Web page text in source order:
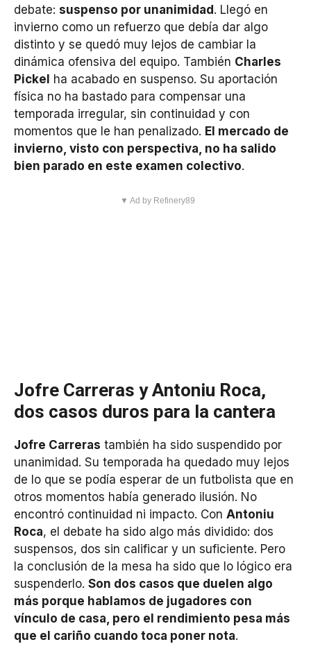
debate: suspenso por unanimidad. Llegó en
invierno como un refuerzo que debía dar algo
distinto y se quedó muy lejos de cambiar la
dinámica ofensiva del equipo. También Charles
Pickel ha acabado en suspenso. Su aportación
física no ha bastado para compensar una
temporada irregular, sin continuidad y con
momentos que le han penalizado. El mercado de
invierno, visto con perspectiva, no ha salido
bien parado en este examen colectivo.
▼ Ad by Refinery89
Jofre Carreras y Antoniu Roca,
dos casos duros para la cantera
Jofre Carreras también ha sido suspendido por
unanimidad. Su temporada ha quedado muy lejos
de lo que se podía esperar de un futbolista que en
otros momentos había generado ilusión. No
encontró continuidad ni impacto. Con Antoniu
Roca, el debate ha sido algo más dividido: dos
suspensos, dos sin calificar y un suficiente. Pero
la conclusión de la mesa ha sido que lo lógico era
suspenderlo. Son dos casos que duelen algo
más porque hablamos de jugadores con
vínculo de casa, pero el rendimiento pesa más
que el cariño cuando toca poner nota.